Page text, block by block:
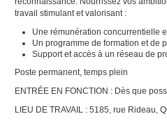
travail stimulant et valorisant :
Une rémunération concurrentielle
Un programme de formation et de
Support et accès à un réseau de
Poste permanent, temps plein
ENTRÉE EN FONCTION : Dès que
LIEU DE TRAVAIL : 5185, rue Rideau,